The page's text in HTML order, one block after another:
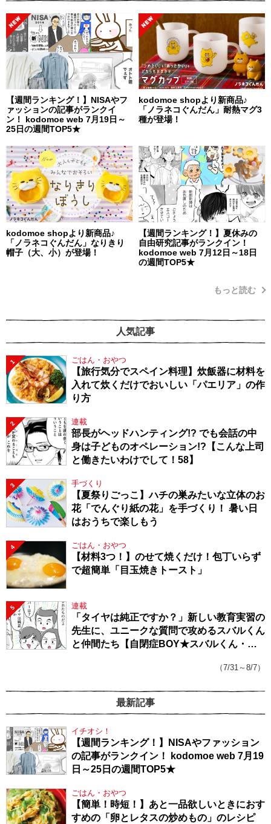
【週間ランキング！】NISAやフ
ァッションの記事がランクイ
ン！ kodomoe web 7月19日～
25日の週間TOP5★
kodomoe shopより新商品♪
「ノラネコぐんだん」耐熱マグ3
種が登場！
kodomoe shopより新商品♪
「ノラネコぐんだん」なりきり
帽子（大、小）が登場！
【週間ランキング！】夏休みの
自由研究記事がランクイン！
kodomoe web 7月12日～18日
の週間TOP5★
もっと読む
人気記事
1 ごはん・おやつ
【旅行気分でスペイン料理】炊飯器に材料を
入れて炊くだけでおいしい「パエリア」の作
り方
2 連載
部長がヘッドハンティング!? でも会話の中
身は子どものオペレーション!?【こんな上司
と働きたいわけでして！58】
3 手づくり
【夏祭りごっこ】ハチの巣みたいな立体のお
花「でんぐり紙の花」を手づくり！ 暑い日
はおうちで楽しもう
4 ごはん・おやつ
【材料3つ！】のせて焼くだけ！包丁いらず
で超簡単「目玉焼きトースト」
5 連載
「タイヤは純正ですか？」新しい教育実習の
先生に、ユニークな質問で攻めるスバルくん
と仲間たち【自閉症BOY★スバルくん・
（7/31～8/7）
最新記事
イチオシ！
【週間ランキング！】NISAやファッション
の記事がランクイン！ kodomoe web 7月19
日～25日の週間TOP5★
ごはん・おやつ
【簡単！時短！】あと一品欲しいときにおす
すめの「卵とレタスの炒めもの」のレシピ